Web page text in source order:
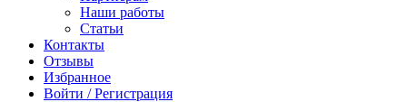
Наши работы
Статьи
Контакты
Отзывы
Избранное
Войти / Регистрация